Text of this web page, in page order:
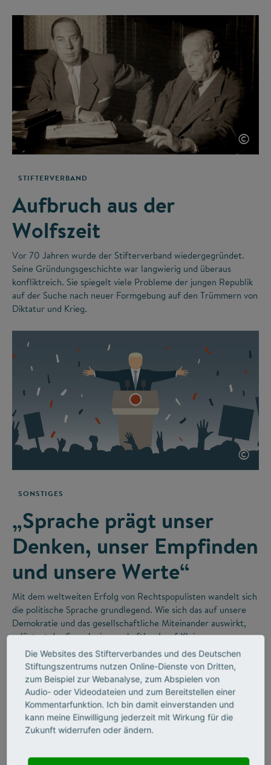
©
STIFTERVERBAND
Aufbruch aus der
Wolfszeit
Vor 70 Jahren wurde der Stifterverband wiedergegründet.
Seine Gründungsgeschichte war langwierig und überaus
konfliktreich. Sie spiegelt viele Probleme der jungen Republik
auf der Suche nach neuer Formgebung auf den Trümmern von
Diktatur und Krieg.
©
SONSTIGES
„Sprache prägt unser
Denken, unser Empfinden
und unsere Werte“
Mit dem weltweiten Erfolg von Rechtspopulisten wandelt sich
die politische Sprache grundlegend. Wie sich das auf unsere
Demokratie und das gesellschaftliche Miteinander auswirkt,
erläutert der Sprachwissenschaftler Josef Klein.
Die Websites des Stifterverbandes und des Deutschen
Stiftungszentrums nutzen Online-Dienste von Dritten,
zum Beispiel zur Webanalyse, zum Abspielen von
Audio- oder Videodateien und zum Bereitstellen einer
Kommentarfunktion. Ich bin damit einverstanden und
kann meine Einwilligung jederzeit mit Wirkung für die
Zukunft widerrufen oder ändern.